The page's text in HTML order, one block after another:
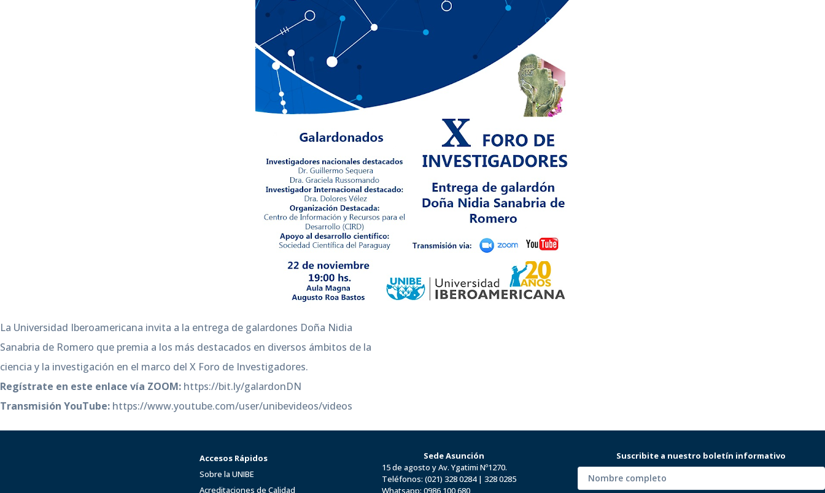
La Universidad Iberoamericana invita a la entrega de galardones Doña Nidia
Sanabria de Romero que premia a los más destacados en diversos ámbitos de la
ciencia y la investigación en el marco del X Foro de Investigadores.
Regístrate en este enlace vía ZOOM: https://bit.ly/galardonDN
Transmisión YouTube: https://www.youtube.com/user/unibevideos/videos
Accesos Rápidos
Sobre la UNIBE
Acreditaciones de Calidad
Sede Asunción
15 de agosto y Av. Ygatimi Nº1270.
Teléfonos: (021) 328 0284| 328 0285
Whatsapp: 0986 100 680
Suscribite a nuestro boletín informativo